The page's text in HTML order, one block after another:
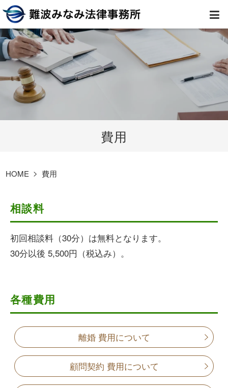
費用
HOME 費用
相談料
初回相談料（30分）は無料となります。
30分以後 5,500円（税込み）。
各種費用
離婚 費用について
顧問契約 費用について
HOME
弁護士紹介
取扱業務